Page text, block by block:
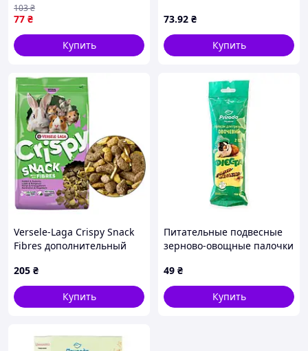
Природа Фиеста Крыска,
600 г
77 ₴
103₴
Купить
73.92 ₴
Купить
Versele-Laga Crispy Snack
Fibres дополнительный
грызунов 550 г
205 ₴
Купить
Питательные подвесные
зерново-овощные палочки
всеядных грызунов Priroda
Фиеста Колосок Овощной
49 ₴
Купить